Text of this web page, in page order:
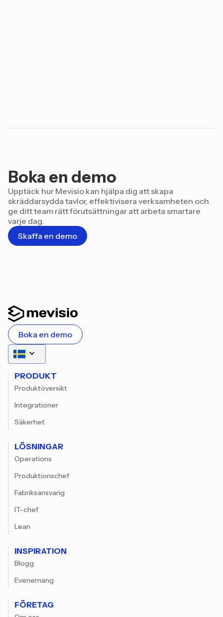
Boka en demo
Upptäck hur Mevisio kan hjälpa dig att skapa
skräddarsydda tavlor, effektivisera verksamheten och
ge ditt team rätt förutsättningar att arbeta smartare
varje dag.
Skaffa en demo
Boka en demo
PRODUKT
Produktöversikt
Integrationer
Säkerhet
LÖSNINGAR
Operations
Produktionschef
Fabriksansvarig
IT-chef
Lean
INSPIRATION
Blogg
Evenemang
FÖRETAG